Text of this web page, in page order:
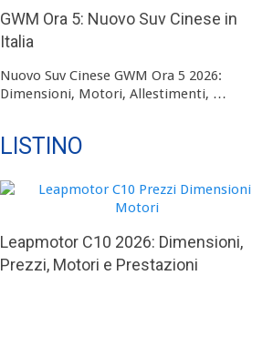
GWM Ora 5: Nuovo Suv Cinese in
Italia
Nuovo Suv Cinese GWM Ora 5 2026:
Dimensioni, Motori, Allestimenti, …
LISTINO
Leapmotor C10 2026: Dimensioni,
Prezzi, Motori e Prestazioni